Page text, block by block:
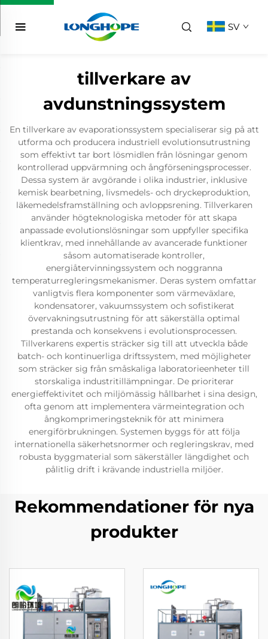
SV
tillverkare av
avdunstningssystem
En tillverkare av evaporationssystem specialiserar sig på att
utforma och producera industriell evolutionsutrustning
som effektivt tar bort lösmidlen från lösningar genom
kontrollerad uppvärmning och ångförseningsprocesser.
Dessa system är avgörande i olika industrier, inklusive
kemisk bearbetning, livsmedels- och dryckeproduktion,
läkemedelsframställning och avloppsrening. Tillverkaren
använder högteknologiska metoder för att skapa
anpassade evolutionslösningar som uppfyller specifika
klientkrav, med innehållande av avancerade funktioner
såsom automatiserade kontroller,
energiåtervinningssystem och noggranna
temperaturregleringsmekanismer. Deras system omfattar
vanligtvis flera komponenter som värmeväxlare,
kondensatorer, vakuumssystem och sofistikerat
övervakningsutrustning för att säkerställa optimal
prestanda och konsekvens i evolutionsprocessen.
Tillverkarens expertis sträcker sig till att utveckla både
batch- och kontinuerliga driftssystem, med möjligheter
som sträcker sig från småskaliga laboratorieenheter till
storskaliga industritillämpningar. De prioriterar
energieffektivitet och miljömässig hållbarhet i sina design,
ofta genom att implementera värmeintegration och
ångkomprimeringsteknik för att minimera
energiförbrukningen. Systemen byggs för att följa
internationella säkerhetsnormer och regleringskrav, med
robusta byggmaterial som säkerställer längdighet och
pålitlig drift i krävande industriella miljöer.
Rekommendationer för nya
produkter